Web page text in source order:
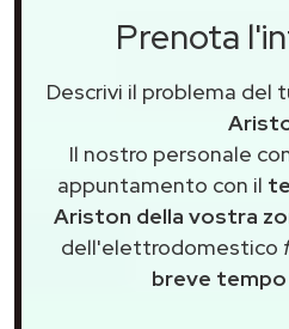
Prenota
Descrivi il problema
Il nostro personale
appuntamento con il
Ariston della vostra
dell'elettrodomestico
breve